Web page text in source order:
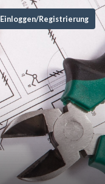
Einloggen/Registrierung